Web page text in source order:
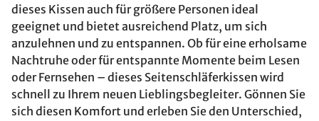
dieses Kissen auch für größere Personen ideal
geeignet und bietet ausreichend Platz, um sich
anzulehnen und zu entspannen. Ob für eine erholsame
Nachtruhe oder für entspannte Momente beim Lesen
oder Fernsehen – dieses Seitenschläferkissen wird
schnell zu Ihrem neuen Lieblingsbegleiter. Gönnen Sie
sich diesen Komfort und erleben Sie den Unterschied,